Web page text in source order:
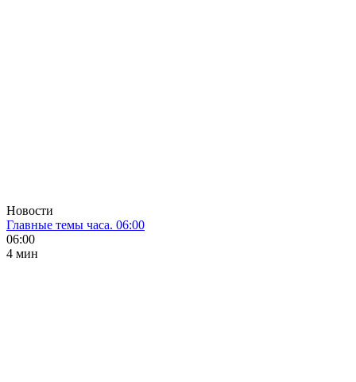
Новости
Главные темы часа. 06:00
06:00
4 мин